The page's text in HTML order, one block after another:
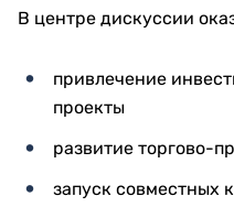
В центре дискуссии
привлечение
проекты
развитие торгово-
запуск совместных